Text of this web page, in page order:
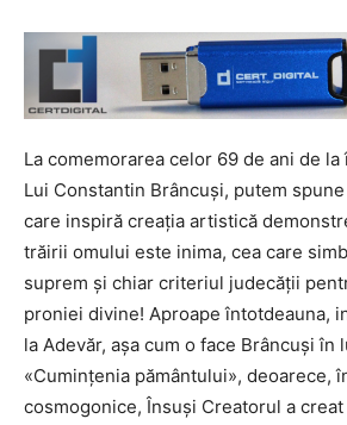
La comemorarea celor 69 de ani de la
Lui Constantin Brâncuşi, putem
care inspiră creaţia artistică
trăirii omului este inima, cea care
suprem şi chiar criteriul judecăţii
proniei divine! Aproape întotdeauna,
la Adevăr, aşa cum o face Brâncuşi în
«Cuminţenia pământului», deoarece,
cosmogonice, Însuşi Creatorul a